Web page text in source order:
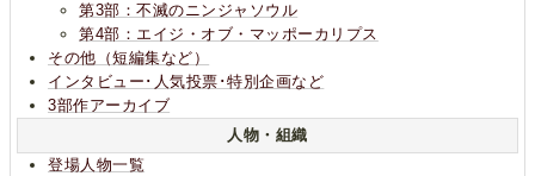
第3部：不滅のニンジャソウル
第4部：エイジ・オブ・マッポーカリプス
その他（短編集など）
インタビュー･人気投票･特別企画など
3部作アーカイブ
人物・組織
登場人物一覧